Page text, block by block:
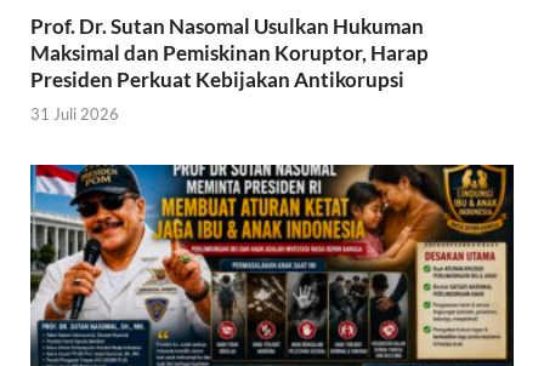
Prof. Dr. Sutan Nasomal Usulkan Hukuman
Maksimal dan Pemiskinan Koruptor, Harap
Presiden Perkuat Kebijakan Antikorupsi
31 Juli 2026